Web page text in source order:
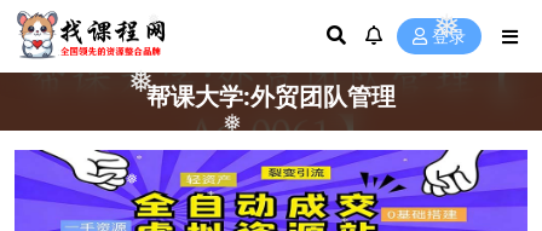
❅
❅
❅
❅
❅ 登录
帮课大学:外贸团队管理